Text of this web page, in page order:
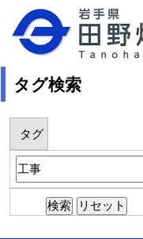
タグ検索
タグ